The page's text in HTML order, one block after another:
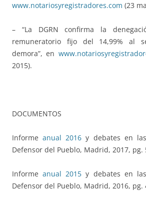
www.notariosyregistradores.com (23
– “La DGRN confirma la
remuneratorio fijo del 14,99% al
demora”, en
2015).
DOCUMENTOS
Informeanual 2016 y debates en
Defensor del Pueblo, Madrid, 2017, pg.
Informeanual 2015 y debates en
Defensor del Pueblo, Madrid, 2016, pg.